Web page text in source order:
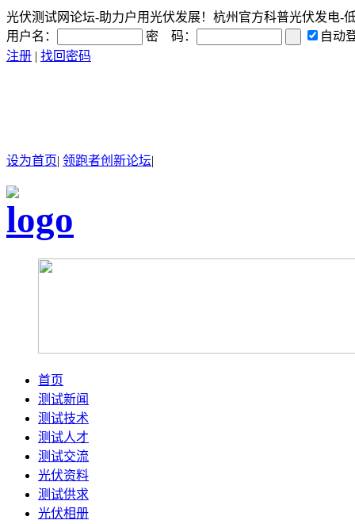
光伏测试网论坛-助力户用光伏发展！杭州官方科普光伏发电-
用户名：
密 码：
自动
注册 | 找回密码
设为首页| 领跑者创新论坛|
首页
测试新闻
测试技术
测试人才
测试交流
光伏资料
测试供求
光伏相册